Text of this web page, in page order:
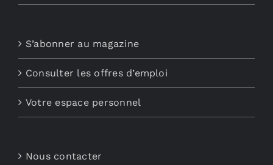
S’abonner au magazine
Consulter les offres d’emploi
Votre espace personnel
Nous contacter